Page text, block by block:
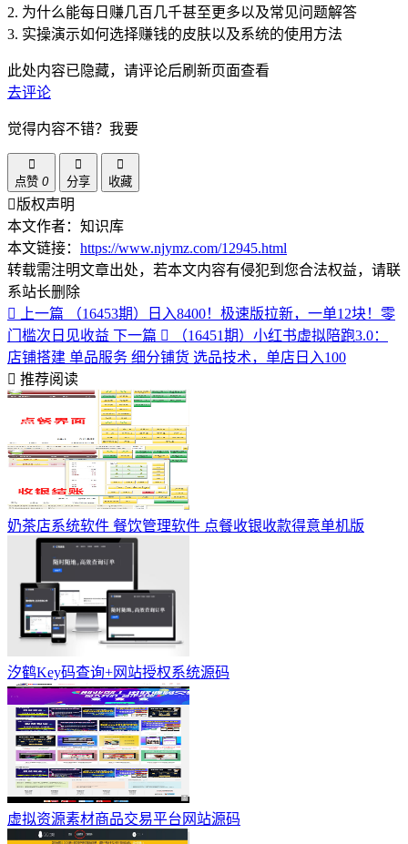
2. 为什么能每日赚几百几千甚至更多以及常见问题解答
3. 实操演示如何选择赚钱的皮肤以及系统的使用方法
此处内容已隐藏，请评论后刷新页面查看
去评论
觉得内容不错？我要
点赞 0 分享 收藏
版权声明
本文作者：知识库
本文链接： https://www.njymz.com/12945.html
转载需注明文章出处，若本文内容有侵犯到您合法权益，请联
系站长删除
上一篇
（16453期）日入8400！极速版拉新，一单12块！零
门槛次日见收益 下一篇
（16451期）小红书虚拟陪跑3.0：
店铺搭建 单品服务 细分铺货 选品技术，单店日入100
推荐阅读
奶茶店系统软件 餐饮管理软件 点餐收银收款得意单机版
汐鹤Key码查询+网站授权系统源码
虚拟资源素材商品交易平台网站源码